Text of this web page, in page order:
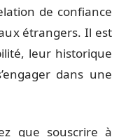
de confiance
étrangers. Il est
leur historique
dans une
que souscrire à